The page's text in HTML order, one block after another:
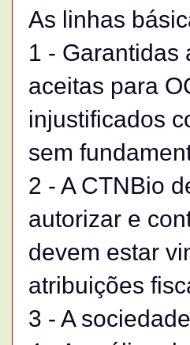
As linhas
1 - Garantidas
aceitas para
injustificados
sem
2 - A CTNBio
autorizar e
devem estar
atribuições
3 - A